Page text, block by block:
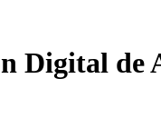
Digital de